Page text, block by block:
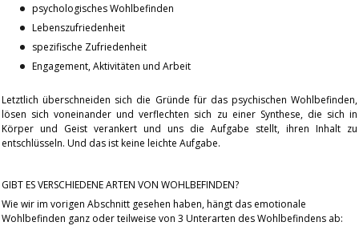
psychologisches Wohlbefinden
Lebenszufriedenheit
spezifische Zufriedenheit
Engagement, Aktivitäten und Arbeit
Letztlich überschneiden sich die Gründe für das psychischen Wohlbefinden,
lösen sich voneinander und verflechten sich zu einer Synthese, die sich in
Körper und Geist verankert und uns die Aufgabe stellt, ihren Inhalt zu
entschlüsseln. Und das ist keine leichte Aufgabe.
GIBT ES VERSCHIEDENE ARTEN VON WOHLBEFINDEN?
Wie wir im vorigen Abschnitt gesehen haben, hängt das emotionale
Wohlbefinden ganz oder teilweise von 3 Unterarten des Wohlbefindens ab: